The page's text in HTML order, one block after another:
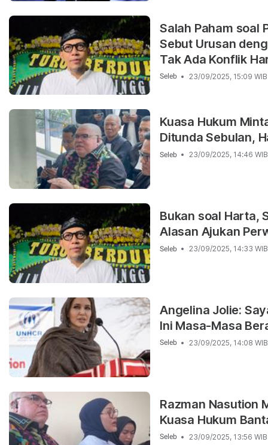
Salah Paham soal
Sebut Urusan
Tak Ada Konflik
Seleb 23/09/2025, 15:09 WIB
Kuasa Hukum
Ditunda Sebulan,
Seleb 23/09/2025, 14:46 WIB
Bukan soal Harta,
Alasan Ajukan
Seleb 23/09/2025, 14:33 WIB
Angelina Jolie:
Ini Masa-Masa
Seleb 23/09/2025, 14:08 WIB
Razman Nasution
Kuasa Hukum
Seleb 23/09/2025, 13:56 WIB